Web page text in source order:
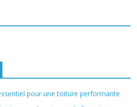
pour une toiture performante